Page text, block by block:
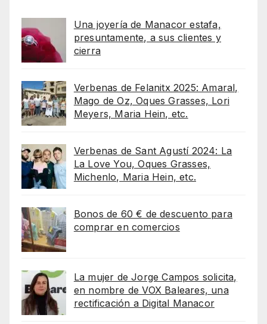
Una joyería de Manacor estafa,
presuntamente, a sus clientes y
cierra
Verbenas de Felanitx 2025: Amaral,
Mago de Oz, Oques Grasses, Lori
Meyers, Maria Hein, etc.
Verbenas de Sant Agustí 2024: La
La Love You, Oques Grasses,
Michenlo, Maria Hein, etc.
Bonos de 60 € de descuento para
comprar en comercios
La mujer de Jorge Campos solicita,
en nombre de VOX Baleares, una
rectificación a Digital Manacor